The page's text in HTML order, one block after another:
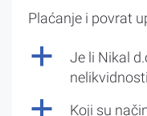
Plaćanje i povrat
a
Je li Nikal
a Koji su